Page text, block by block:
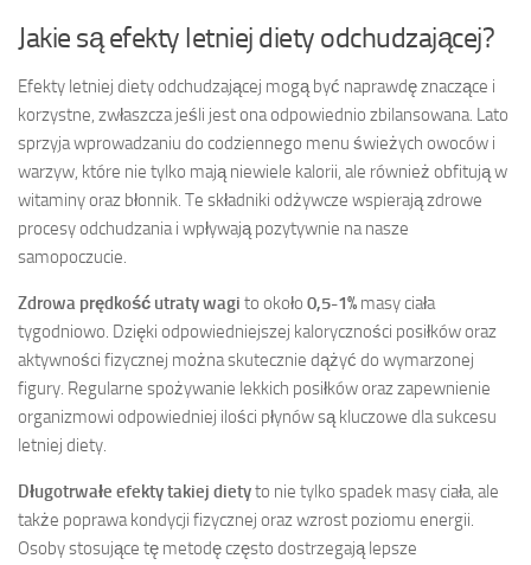
Jakie są efekty letniej diety odchudzającej?
Efekty letniej diety odchudzającej mogą być naprawdę znaczące i
korzystne, zwłaszcza jeśli jest ona odpowiednio zbilansowana. Lato
sprzyja wprowadzaniu do codziennego menu świeżych owoców i
warzyw, które nie tylko mają niewiele kalorii, ale również obfitują w
witaminy oraz błonnik. Te składniki odżywcze wspierają zdrowe
procesy odchudzania i wpływają pozytywnie na nasze
samopoczucie.
Zdrowa prędkość utraty wagi to około 0,5-1% masy ciała
tygodniowo. Dzięki odpowiedniejszej kaloryczności posiłków oraz
aktywności fizycznej można skutecznie dążyć do wymarzonej
figury. Regularne spożywanie lekkich posiłków oraz zapewnienie
organizmowi odpowiedniej ilości płynów są kluczowe dla sukcesu
letniej diety.
Długotrwałe efekty takiej dietyto nie tylko spadek masy ciała, ale
także poprawa kondycji fizycznej oraz wzrost poziomu energii.
Osoby stosujące tę metodę często dostrzegają lepsze